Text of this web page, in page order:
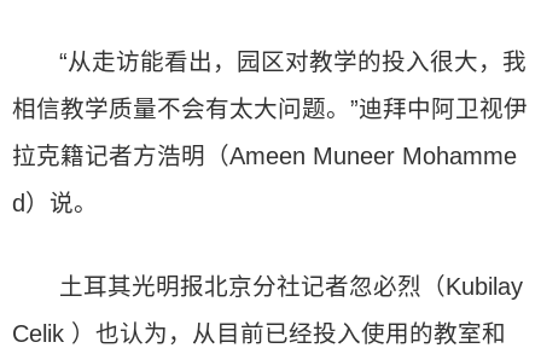
“从走访能看出，园区对教学的投入很大，我
相信教学质量不会有太大问题。”迪拜中阿卫视伊
拉克籍记者方浩明（Ameen Muneer Mohamme
d）说。
土耳其光明报北京分社记者忽必烈（Kubilay
Celik ）也认为，从目前已经投入使用的教室和